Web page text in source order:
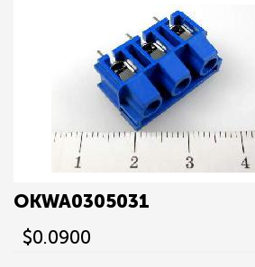
OKWA0305031
$0.0900